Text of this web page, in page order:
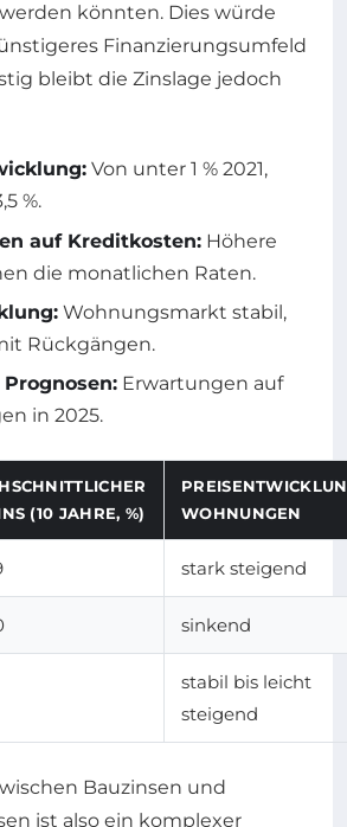
könnten. Dies würde
Finanzierungsumfeld
bleibt die Zinslage jedoch
Von unter 1 % 2021,
%.
auf Kreditkosten: Höhere
die monatlichen Raten.
Wohnungsmarkt stabil,
Rückgängen.
Erwartungen auf
in 2025.
(10 JAHRE, %)
WOHNUNGEN
stark steigend
sinkend
stabil bis leicht
steigend
Bauzinsen und
ist also ein komplexer